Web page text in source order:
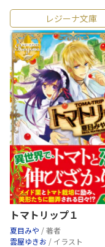
レジーナ文庫
トマトリップ１
夏目みや / 著者
雲屋ゆきお / イラスト